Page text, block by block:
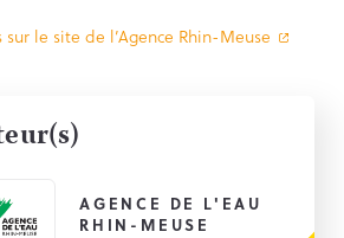
le site de l’Agence Rhin-Meuse
AGENCE DE L'EAU
RHIN-MEUSE